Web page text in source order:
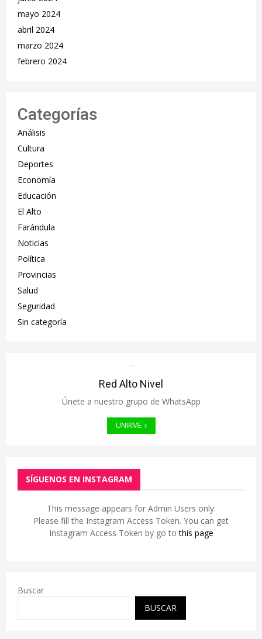
mayo 2024
abril 2024
marzo 2024
febrero 2024
Categorías
Análisis
Cultura
Deportes
Economía
Educación
El Alto
Farándula
Noticias
Política
Provincias
Salud
Seguridad
Sin categoría
Red Alto Nivel
Únete a nuestro grupo de WhatsApp
UNIRME
SÍGUENOS EN INSTAGRAM
This message appears for Admin Users only:
Please fill the Instagram Access Token. You can get
Instagram Access Token by go tothis page
Buscar
BUSCAR